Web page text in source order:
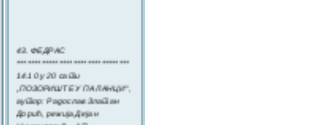
********************************
„ПОЗОРИШТЕ У ПАЛАНЦИ“,
аутор: Радослав Златан
Дорић, режија Дејан
Цицмиловић,- А.П.